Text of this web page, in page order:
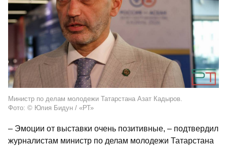
Министр по делам молодежи Татарстана Азат Кадыров.
Фото: © Юлия Бидун / «РТ»
– Эмоции от выставки очень позитивные, – подтвердил
журналистам министр по делам молодежи Татарстана